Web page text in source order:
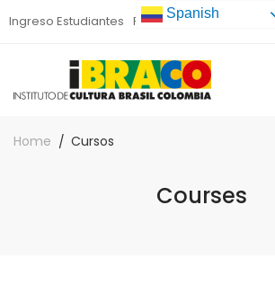
Ingreso Estudiantes Preinscripción
Home Cursos
Courses
Spanish